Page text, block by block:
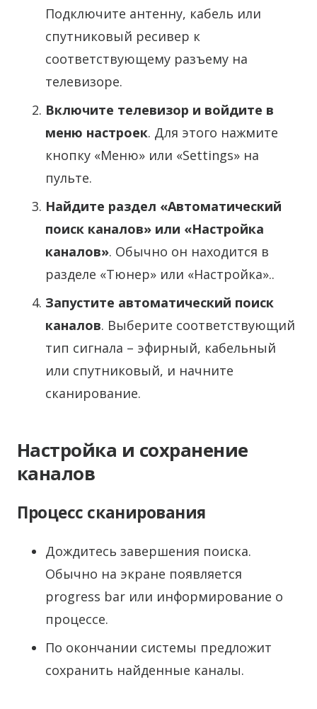
Подключите антенну, кабель или
спутниковый ресивер к
соответствующему разъему на
телевизоре.
Включите телевизор и войдите в
меню настроек. Для этого нажмите
кнопку «Меню» или «Settings» на
пульте.
Найдите раздел «Автоматический
поиск каналов» или «Настройка
каналов». Обычно он находится в
разделе «Тюнер» или «Настройка»..
Запустите автоматический поиск
каналов. Выберите соответствующий
тип сигнала – эфирный, кабельный
или спутниковый, и начните
сканирование.
Настройка и сохранение
каналов
Процесс сканирования
Дождитесь завершения поиска.
Обычно на экране появляется
progress bar или информирование о
процессе.
По окончании системы предложит
сохранить найденные каналы.